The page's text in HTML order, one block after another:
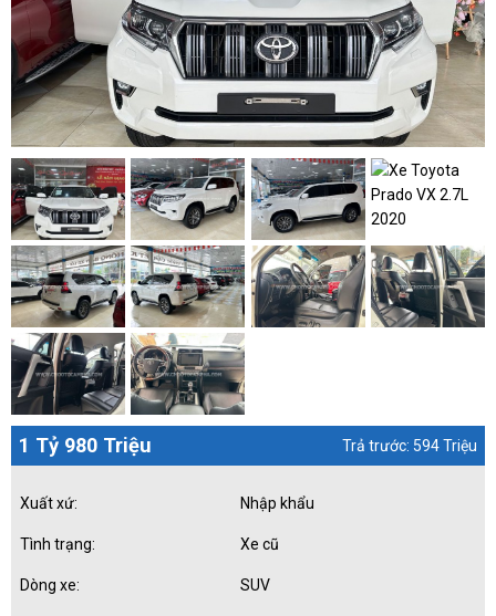
1 Tỷ 980 Triệu Trả trước: 594 Triệu
Xuất xứ: Nhập khẩu
Tình trạng: Xe cũ
Dòng xe: SUV